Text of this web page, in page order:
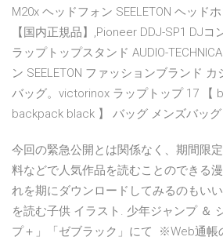
M20x ヘッドフォン SEELETON ヘッド
【国内正規品】,Pioneer DDJ-SP1 DJコ
ラップトップスタンド AUDIO-
ン SEELETON ファッションブランド
バッグ。victorinox ラップトップ 17 【
backpack black 】 バッグ メンズバッ
今回の緊急公開とは関係なく、期間限
料などで人気作品を読むことのできる
れを期にダウンロードしてみるのもい
を読む子供 イラスト. 少年ジャンプ ＆
プ＋」「ゼブラック」にて ※Web通帳